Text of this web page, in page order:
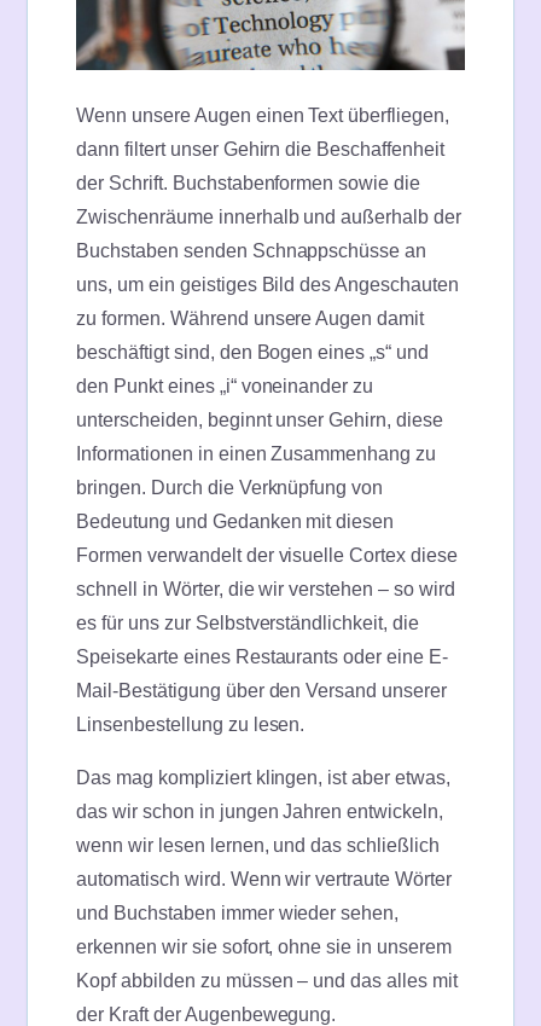
Wenn unsere Augen einen Text überfliegen,
dann filtert unser Gehirn die Beschaffenheit
der Schrift. Buchstabenformen sowie die
Zwischenräume innerhalb und außerhalb der
Buchstaben senden Schnappschüsse an
uns, um ein geistiges Bild des Angeschauten
zu formen. Während unsere Augen damit
beschäftigt sind, den Bogen eines „s“ und
den Punkt eines „i“ voneinander zu
unterscheiden, beginnt unser Gehirn, diese
Informationen in einen Zusammenhang zu
bringen. Durch die Verknüpfung von
Bedeutung und Gedanken mit diesen
Formen verwandelt der visuelle Cortex diese
schnell in Wörter, die wir verstehen – so wird
es für uns zur Selbstverständlichkeit, die
Speisekarte eines Restaurants oder eine E-
Mail-Bestätigung über den Versand unserer
Linsenbestellung zu lesen.
Das mag kompliziert klingen, ist aber etwas,
das wir schon in jungen Jahren entwickeln,
wenn wir lesen lernen, und das schließlich
automatisch wird. Wenn wir vertraute Wörter
und Buchstaben immer wieder sehen,
erkennen wir sie sofort, ohne sie in unserem
Kopf abbilden zu müssen – und das alles mit
der Kraft der Augenbewegung.